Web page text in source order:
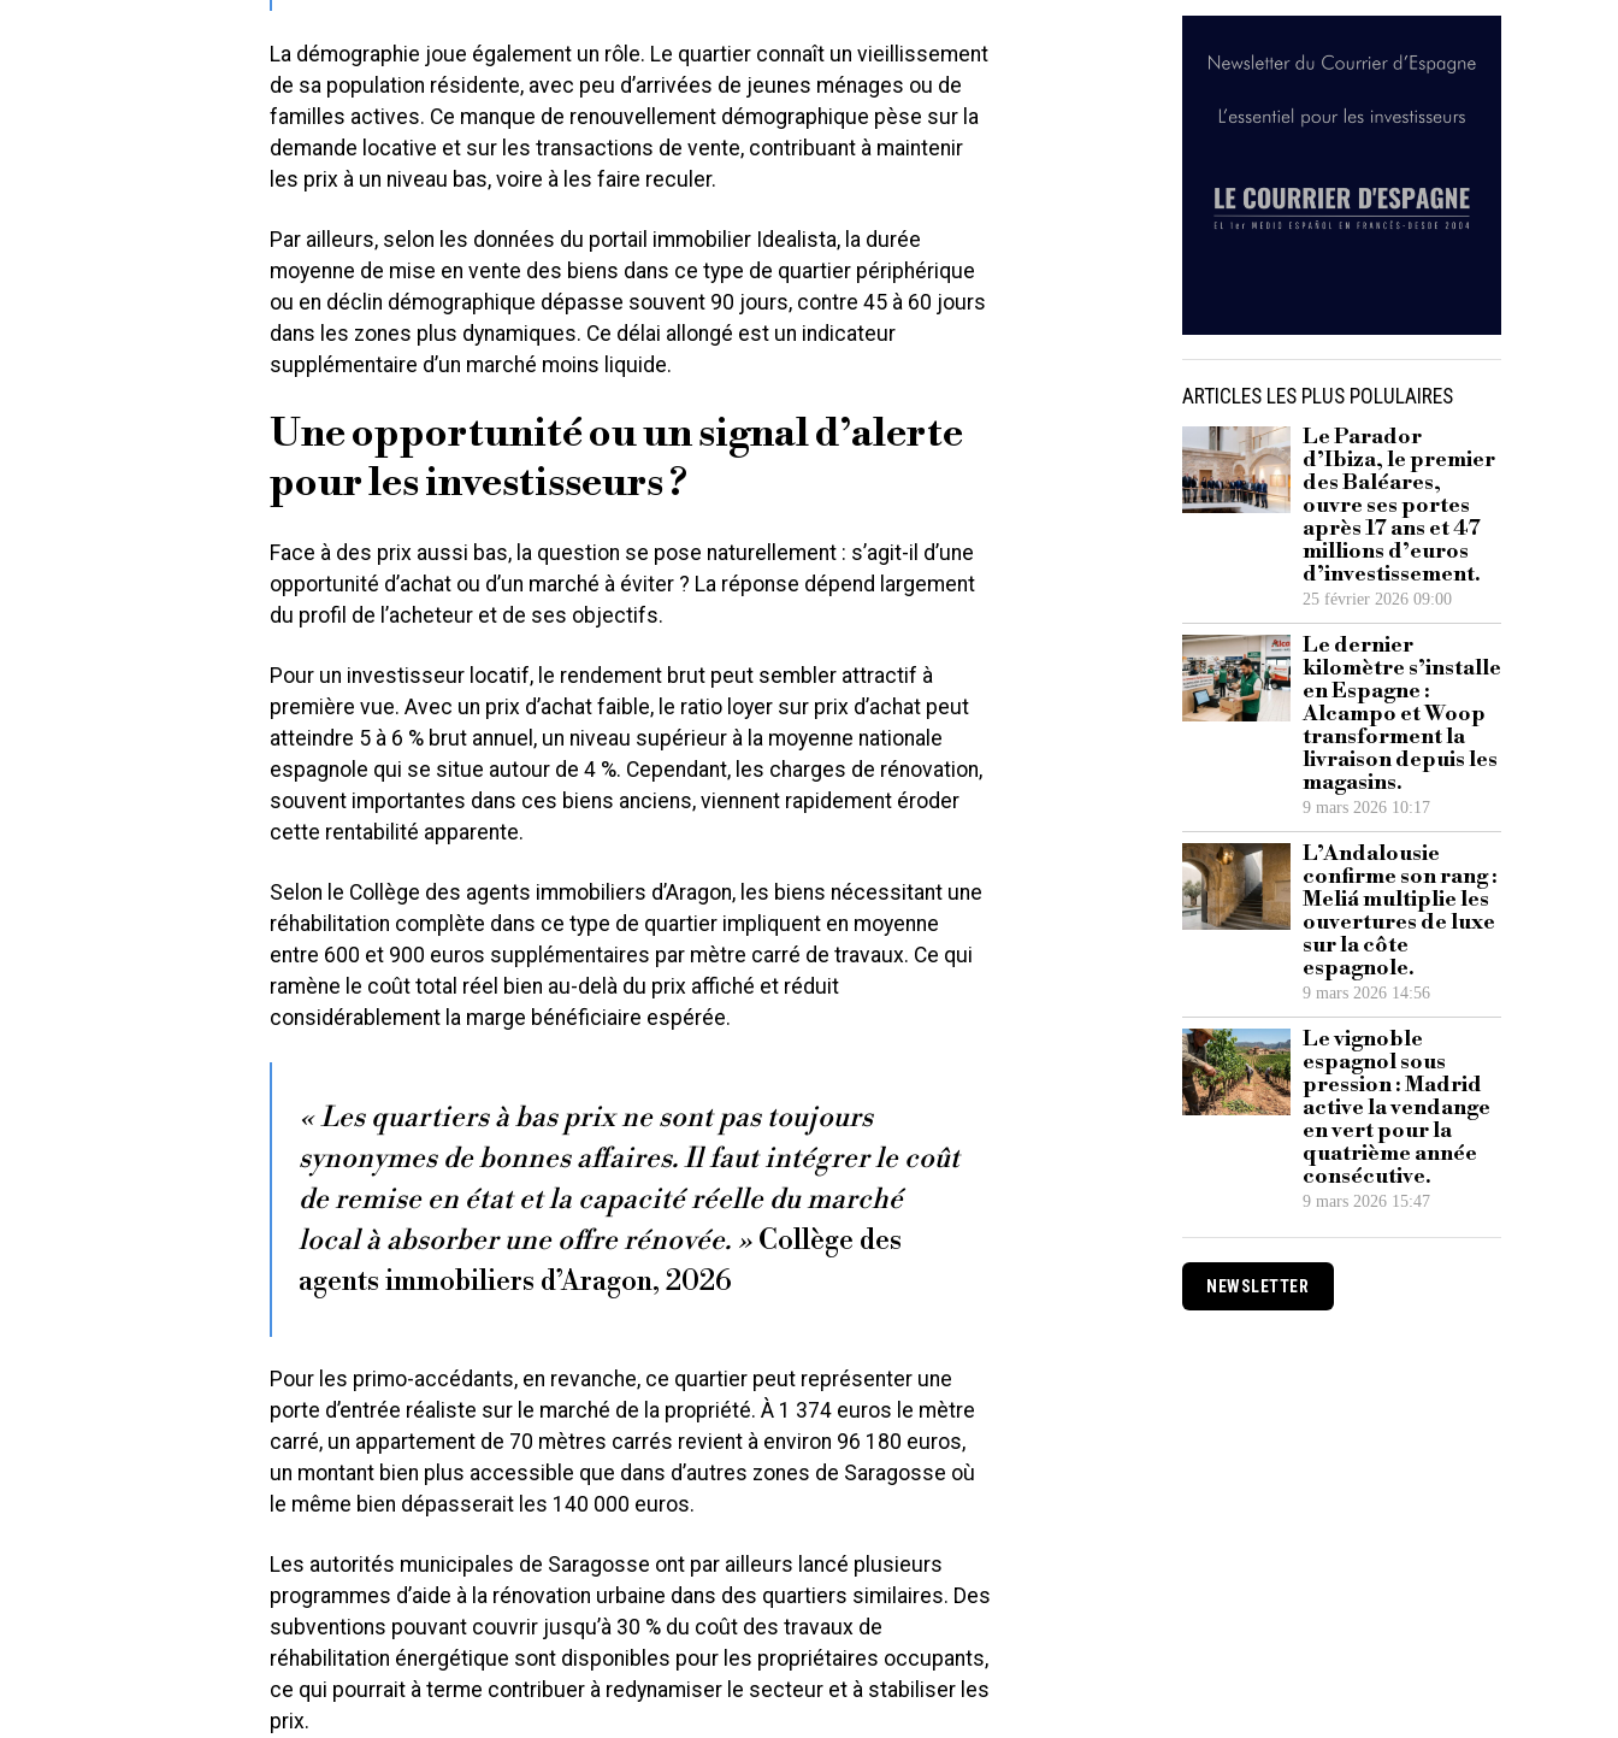
La démographie joue également un rôle. Le quartier connaît un vieillissement
de sa population résidente, avec peu d’arrivées de jeunes ménages ou de
familles actives. Ce manque de renouvellement démographique pèse sur la
demande locative et sur les transactions de vente, contribuant à maintenir
les prix à un niveau bas, voire à les faire reculer.
Par ailleurs, selon les données du portail immobilier Idealista, la durée
moyenne de mise en vente des biens dans ce type de quartier périphérique
ou en déclin démographique dépasse souvent 90 jours, contre 45 à 60 jours
dans les zones plus dynamiques. Ce délai allongé est un indicateur
supplémentaire d’un marché moins liquide.
Une opportunité ou un signal d’alerte
pour les investisseurs ?
Face à des prix aussi bas, la question se pose naturellement : s’agit-il d’une
opportunité d’achat ou d’un marché à éviter ? La réponse dépend largement
du profil de l’acheteur et de ses objectifs.
Pour un investisseur locatif, le rendement brut peut sembler attractif à
première vue. Avec un prix d’achat faible, le ratio loyer sur prix d’achat peut
atteindre 5 à 6 % brut annuel, un niveau supérieur à la moyenne nationale
espagnole qui se situe autour de 4 %. Cependant, les charges de rénovation,
souvent importantes dans ces biens anciens, viennent rapidement éroder
cette rentabilité apparente.
Selon le Collège des agents immobiliers d’Aragon, les biens nécessitant une
réhabilitation complète dans ce type de quartier impliquent en moyenne
entre 600 et 900 euros supplémentaires par mètre carré de travaux. Ce qui
ramène le coût total réel bien au-delà du prix affiché et réduit
considérablement la marge bénéficiaire espérée.
« Les quartiers à bas prix ne sont pas toujours
synonymes de bonnes affaires. Il faut intégrer le coût
de remise en état et la capacité réelle du marché
local à absorber une offre rénovée. » Collège des
agents immobiliers d’Aragon, 2026
Pour les primo-accédants, en revanche, ce quartier peut représenter une
porte d’entrée réaliste sur le marché de la propriété. À 1 374 euros le mètre
carré, un appartement de 70 mètres carrés revient à environ 96 180 euros,
un montant bien plus accessible que dans d’autres zones de Saragosse où
le même bien dépasserait les 140 000 euros.
Les autorités municipales de Saragosse ont par ailleurs lancé plusieurs
programmes d’aide à la rénovation urbaine dans des quartiers similaires. Des
subventions pouvant couvrir jusqu’à 30 % du coût des travaux de
réhabilitation énergétique sont disponibles pour les propriétaires occupants,
ce qui pourrait à terme contribuer à redynamiser le secteur et à stabiliser les
prix.
ARTICLES LES PLUS POLULAIRES
Le Parador
d’Ibiza, le premier
des Baléares,
ouvre ses portes
après 17 ans et 47
millions d’euros
d’investissement.
25 février 2026 09:00
Le dernier
kilomètre s’installe
en Espagne :
Alcampo et Woop
transforment la
livraison depuis les
magasins.
9 mars 2026 10:17
L’Andalousie
confirme son rang :
Meliá multiplie les
ouvertures de luxe
sur la côte
espagnole.
9 mars 2026 14:56
Le vignoble
espagnol sous
pression : Madrid
active la vendange
en vert pour la
quatrième année
consécutive.
9 mars 2026 15:47
NEWSLETTER